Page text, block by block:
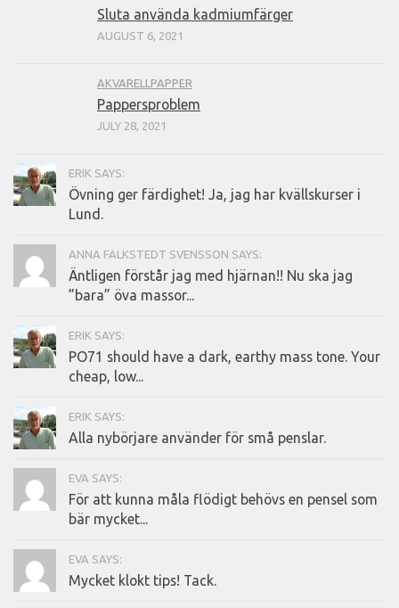
Sluta använda kadmiumfärger
AUGUST 6, 2021
AKVARELLPAPPER
Pappersproblem
JULY 28, 2021
ERIK SAYS:
Övning ger färdighet! Ja, jag har kvällskurser i
Lund.
ANNA FALKSTEDT SVENSSON SAYS:
Äntligen förstår jag med hjärnan!! Nu ska jag
”bara” öva massor...
ERIK SAYS:
PO71 should have a dark, earthy mass tone. Your
cheap, low...
ERIK SAYS:
Alla nybörjare använder för små penslar.
EVA SAYS:
För att kunna måla flödigt behövs en pensel som
bär mycket...
EVA SAYS:
Mycket klokt tips! Tack.